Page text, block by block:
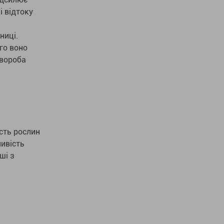
відтоку
воно
рослин
з